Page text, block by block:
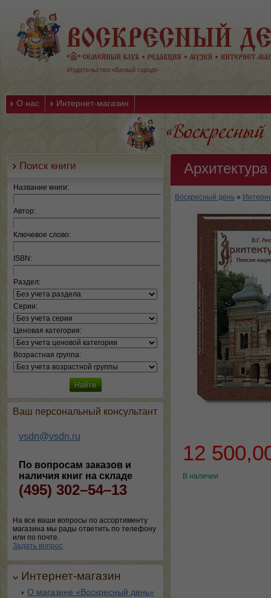
Издательство «Белый город»
О нас Интернет-магазин
Поиск книги
Название книги:
Автор:
Ключевое слово:
ISBN:
Раздел:
Серии:
Ценовая категория:
Возрастная группа:
Ваш персональный консультант
vsdn@vsdn.ru
По вопросам заказов и
наличия книг на складе
(495) 302–54–13
На все ваши вопросы по ассортименту
магазина мы рады ответить по телефону
или по почте.
Задать вопрос
Интернет-магазин
О магазине «Воскресный день»
Воскресный день »
12
В наличии